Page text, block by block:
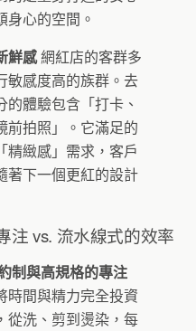
身心的空間。
鮮感網紅店的客群多
敏感度高的族群。去
體驗包含「打卡、
前拍照」。它滿足的
精緻感」需求，客戶
著下一個更紅的設計
注 vs. 流水線式的效率
制與高規格的專注
時間與精力完全投資
從洗、剪到燙染，每